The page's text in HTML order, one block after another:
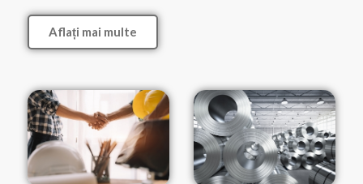
Aflați mai multe